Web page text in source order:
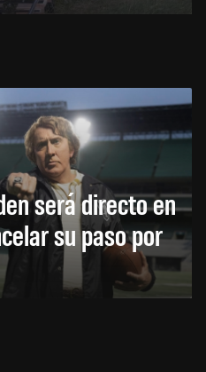
será directo en
su paso por